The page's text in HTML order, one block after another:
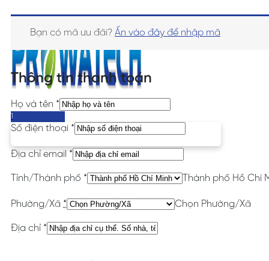
1
Bạn có mã ưu đãi? Ấn vào đây để nhập mã
Thông tin thanh toán
Họ và tên *
Số điện thoại *
Địa chỉ email *
Tỉnh/Thành phố * Thành phố Hồ Chí
Phường/Xã * Chọn Phường/Xã
Địa chỉ *